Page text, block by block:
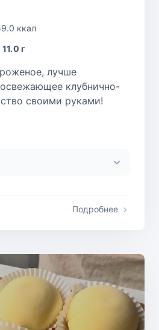
ккал
11.0 г
лучше
освежающее клубнично-
своими руками!
Подробнее